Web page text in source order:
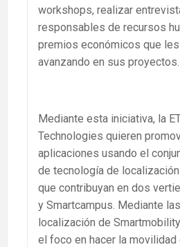
workshops, realizar
responsables de recursos
premios económicos que
avanzando en sus proyectos.
Mediante esta iniciativa, la
Technologies quieren
aplicaciones usando el
de tecnología de
que contribuyan en dos
y Smartcampus. Mediante
localización de
el foco en hacer la movilidad